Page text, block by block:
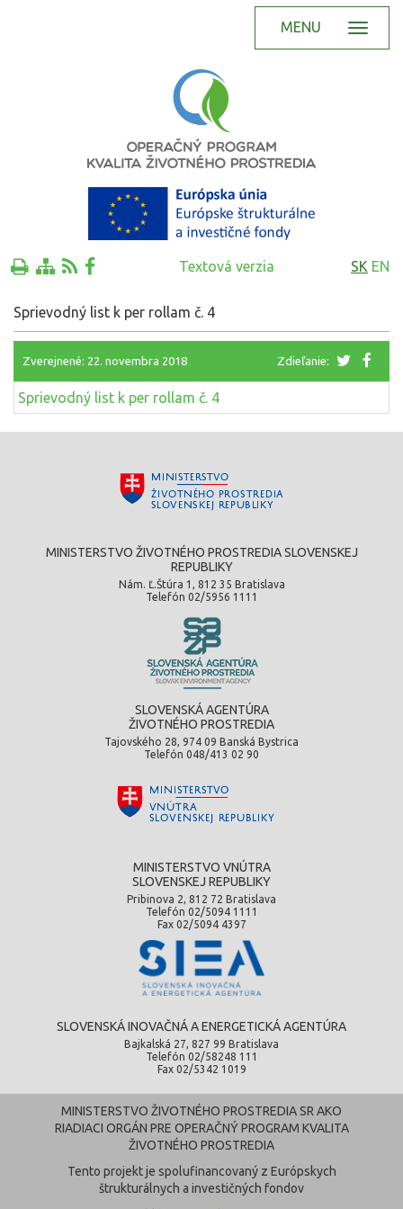
MENU
Textová verzia SK EN
Sprievodný list k per rollam č. 4
Zverejnené: 22. novembra 2018 Zdieľanie:
Sprievodný list k per rollam č. 4
MINISTERSTVO ŽIVOTNÉHO PROSTREDIA SLOVENSKEJ
REPUBLIKY
Nám. Ľ.Štúra 1, 812 35 Bratislava
Telefón 02/5956 1111
SLOVENSKÁ AGENTÚRA
ŽIVOTNÉHO PROSTREDIA
Tajovského 28, 974 09 Banská Bystrica
Telefón 048/413 02 90
MINISTERSTVO VNÚTRA
SLOVENSKEJ REPUBLIKY
Pribinova 2, 812 72 Bratislava
Telefón 02/5094 1111
Fax 02/5094 4397
SLOVENSKÁ INOVAČNÁ A ENERGETICKÁ AGENTÚRA
Bajkalská 27, 827 99 Bratislava
Telefón 02/58248 111
Fax 02/5342 1019
MINISTERSTVO ŽIVOTNÉHO PROSTREDIA SR AKO
RIADIACI ORGÁN PRE OPERAČNÝ PROGRAM KVALITA
ŽIVOTNÉHO PROSTREDIA
Tento projekt je spolufinancovaný z Európskych
štrukturálnych a investičných fondov